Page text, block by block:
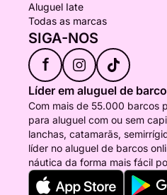
Aluguel Iate
Todas as marcas
SIGA-NOS
f
Líder em aluguel de
Com mais de 55.000 barcos
para aluguel com ou sem
lanchas, catamarãs,
líder no aluguel de barcos
náutica da forma mais fácil